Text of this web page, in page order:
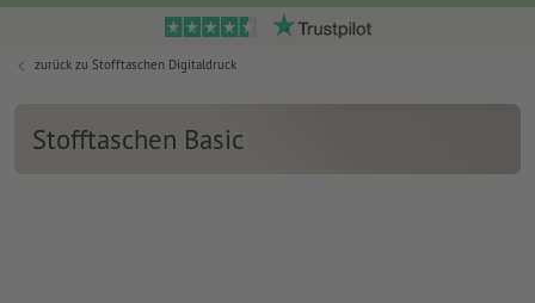
zurück zu Stofftaschen Digitaldruck
Stofftaschen Basic